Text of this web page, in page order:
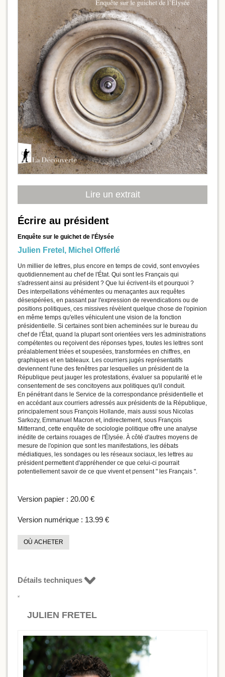
Lire un extrait
Écrire au président
Enquête sur le guichet de l'Élysée
Julien Fretel , Michel Offerlé
Un millier de lettres, plus encore en temps de covid, sont envoyées
quotidiennement au chef de l'État. Qui sont les Français qui
s'adressent ainsi au président ? Que lui écrivent-ils et pourquoi ?
Des interpellations véhémentes ou menaçantes aux requêtes
désespérées, en passant par l'expression de revendications ou de
positions politiques, ces missives révèlent quelque chose de l'opinion
en même temps qu'elles véhiculent une vision de la fonction
présidentielle. Si certaines sont bien acheminées sur le bureau du
chef de l'État, quand la plupart sont orientées vers les administrations
compétentes ou reçoivent des réponses types, toutes les lettres sont
préalablement triées et soupesées, transformées en chiffres, en
graphiques et en tableaux. Les courriers jugés représentatifs
deviennent l'une des fenêtres par lesquelles un président de la
République peut jauger les protestations, évaluer sa popularité et le
consentement de ses concitoyens aux politiques qu'il conduit.
En pénétrant dans le Service de la correspondance présidentielle et
en accédant aux courriers adressés aux présidents de la République,
principalement sous François Hollande, mais aussi sous Nicolas
Sarkozy, Emmanuel Macron et, indirectement, sous François
Mitterrand, cette enquête de sociologie politique offre une analyse
inédite de certains rouages de l'Élysée. À côté d'autres moyens de
mesure de l'opinion que sont les manifestations, les débats
médiatiques, les sondages ou les réseaux sociaux, les lettres au
président permettent d'appréhender ce que celui-ci pourrait
potentiellement savoir de ce que vivent et pensent " les Français ".
Version papier : 20.00 €
Version numérique : 13.99 €
OÙ ACHETER
Détails techniques
JULIEN FRETEL